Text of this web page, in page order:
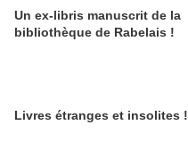
Un ex-libris manuscrit de la
bibliothèque de Rabelais !
Livres étranges et insolites !